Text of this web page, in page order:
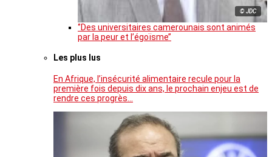
© JDC
‘’Des universitaires camerounais sont animés
par la peur et l’égoïsme’’
Les plus lus
En Afrique, l’insécurité alimentaire recule pour la
première fois depuis dix ans, le prochain enjeu est de
rendre ces progrès…